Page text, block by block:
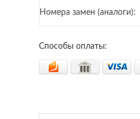
Номера замен (аналоги):
Способы оплаты: